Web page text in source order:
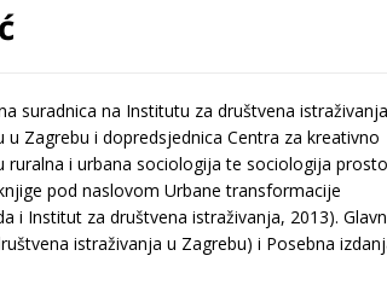
suradnica na Institutu za društvena
Zagrebu i dopredsjednica Centra za kreativno
ruralna i urbana sociologija te sociologija
pod naslovom Urbane transformacije
i Institut za društvena istraživanja, 2013).
istraživanja u Zagrebu) i Posebna